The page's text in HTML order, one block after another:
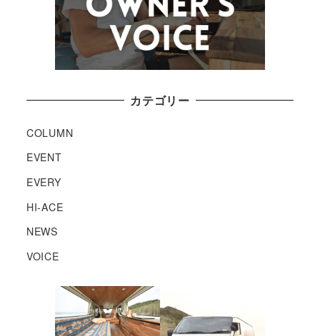
カテゴリー
COLUMN
EVENT
EVERY
HI-ACE
NEWS
VOICE